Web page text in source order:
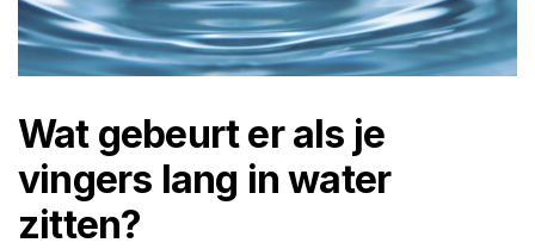
Wat gebeurt er als je
vingers lang in water
zitten?